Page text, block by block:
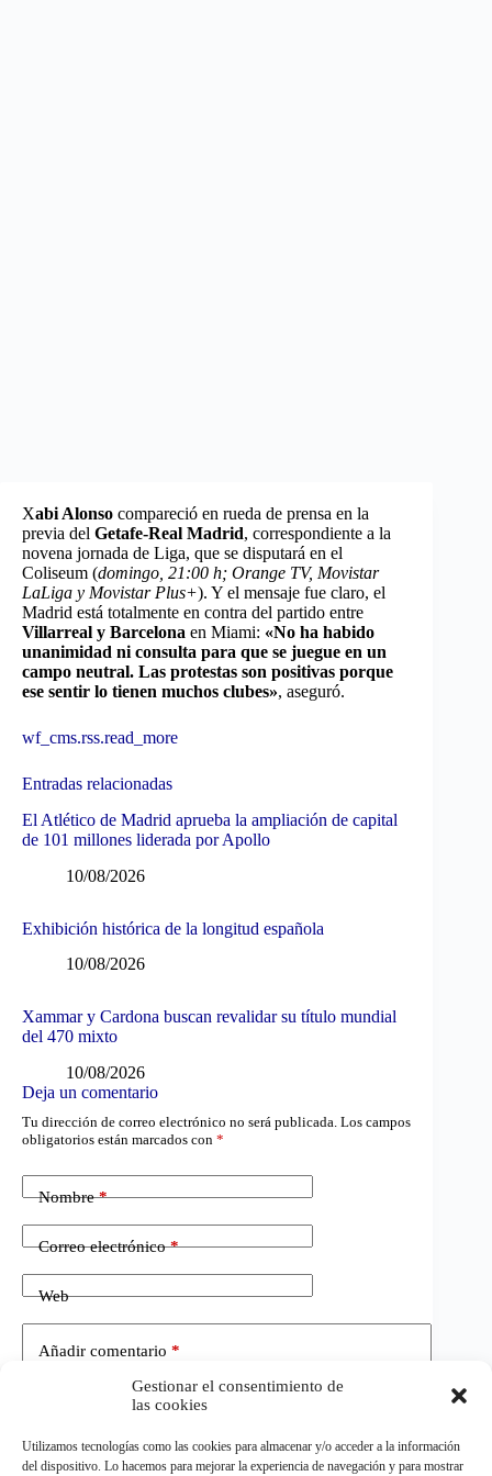
Gestionar el consentimiento de
las cookies
Utilizamos tecnologías como las cookies para almacenar y/o acceder a la información
del dispositivo. Lo hacemos para mejorar la experiencia de navegación y para mostrar
Xabi Alonso compareció en rueda de prensa en la
previa del Getafe-Real Madrid, correspondiente a la
novena jornada de Liga, que se disputará en el
Coliseum (domingo, 21:00 h; Orange TV, Movistar
LaLiga y Movistar Plus+). Y el mensaje fue claro, el
Madrid está totalmente en contra del partido entre
Villarreal y Barcelona en Miami: «No ha habido
unanimidad ni consulta para que se juegue en un
campo neutral. Las protestas son positivas porque
ese sentir lo tienen muchos clubes», aseguró.
wf_cms.rss.read_more
Entradas relacionadas
El Atlético de Madrid aprueba la ampliación de capital
de 101 millones liderada por Apollo
10/08/2026
Exhibición histórica de la longitud española
10/08/2026
Xammar y Cardona buscan revalidar su título mundial
del 470 mixto
10/08/2026
Deja un comentario
Tu dirección de correo electrónico no será publicada. Los campos
obligatorios están marcados con *
Nombre*
Correo electrónico*
Web
Añadir comentario *